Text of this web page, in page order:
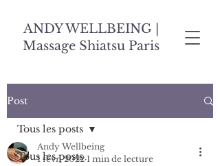
ANDY WELLBEING |
Massage Shiatsu Paris
Post
Tous les posts
Tous les posts
Andy Wellbeing
1 févr. 2022 1 min de lecture